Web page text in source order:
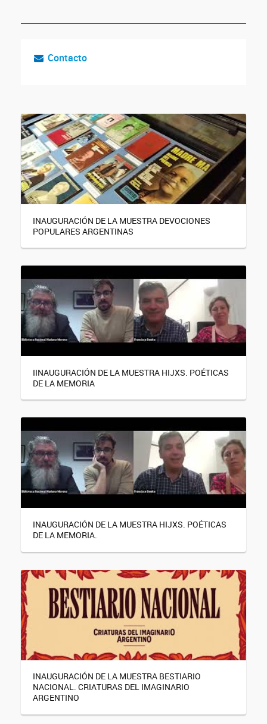
Contacto
INAUGURACIÓN DE LA MUESTRA DEVOCIONES
POPULARES ARGENTINAS
IINAUGURACIÓN DE LA MUESTRA HIJXS. POÉTICAS
DE LA MEMORIA
INAUGURACIÓN DE LA MUESTRA HIJXS. POÉTICAS
DE LA MEMORIA.
INAUGURACIÓN DE LA MUESTRA BESTIARIO
NACIONAL. CRIATURAS DEL IMAGINARIO
ARGENTINO